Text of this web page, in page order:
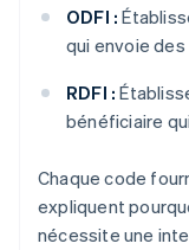
ODFI :
qui envoie
RDFI :
bénéficiaire
Chaque code
expliquent
nécessite une